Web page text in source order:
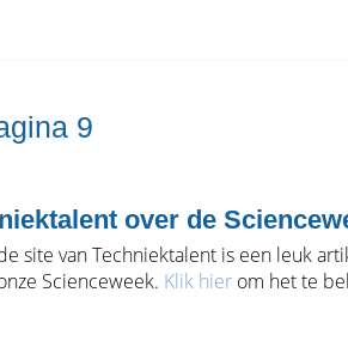
9
over de
site van Techniektalent is een leuk
Scienceweek. Klik hierom het te